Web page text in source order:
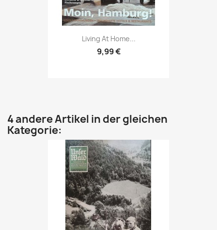
Vorschau
Living At Home...
9,99 €
4 andere Artikel in der gleichen
Kategorie: